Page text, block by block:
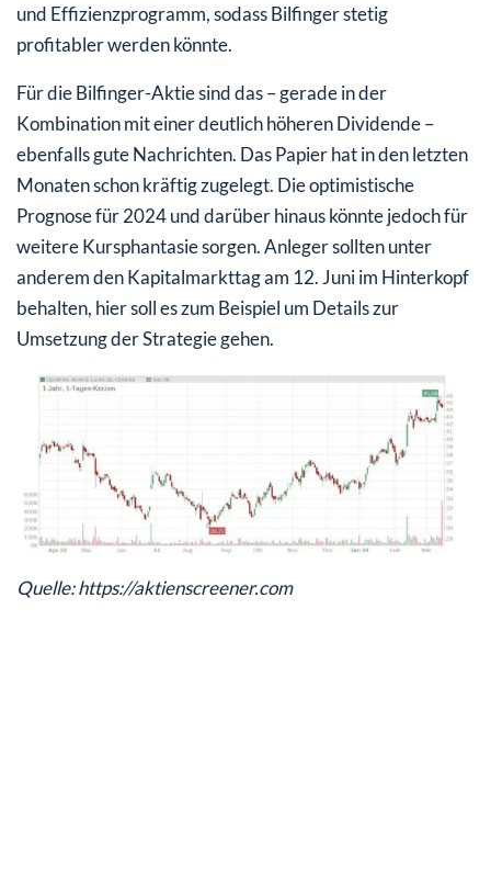
und Effizienzprogramm, sodass Bilfinger stetig
profitabler werden könnte.
Für die Bilfinger-Aktie sind das – gerade in der
Kombination mit einer deutlich höheren Dividende –
ebenfalls gute Nachrichten. Das Papier hat in den letzten
Monaten schon kräftig zugelegt. Die optimistische
Prognose für 2024 und darüber hinaus könnte jedoch für
weitere Kursphantasie sorgen. Anleger sollten unter
anderem den Kapitalmarkttag am 12. Juni im Hinterkopf
behalten, hier soll es zum Beispiel um Details zur
Umsetzung der Strategie gehen.
Quelle: https://aktienscreener.com